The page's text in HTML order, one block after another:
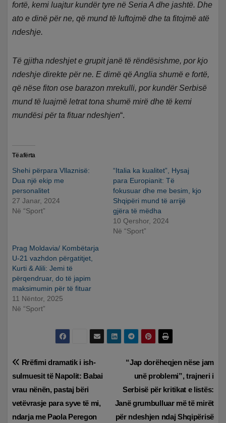
fortë, kemi luajtur kundër tyre në Seria A dhe jashtë. Dhe
ato e dinë për ne, që mund të luftojmë dhe ta fitojmë atë
ndeshje.
Të gjitha ndeshjet e grupit janë të rëndësishme, por kjo
ndeshje direkte për ne. E dimë që Anglia shumë e fortë,
që nëse fiton ose barazon mrekulli, por kundër Serbisë
mund të luajmë letrat tona shumë mirë dhe të kemi
mundësi për ta fituar ndeshjen“.
Të afërta
Shehi përpara Vllaznisë:
Dua një ekip me
personalitet
27 Janar, 2024
Në “Sport”
“Italia ka kualitet”, Hysaj
para Europianit: Të
fokusuar dhe me besim, kjo
Shqipëri mund të arrijë
gjëra të mëdha
10 Qershor, 2024
Në “Sport”
Prag Moldavia/ Kombëtarja
U-21 vazhdon përgatitjet,
Kurti & Alili: Jemi të
përqendruar, do të japim
maksimumin për të fituar
11 Nëntor, 2025
Në “Sport”
Lëvizje
te
postimet
“Jap dorëheqjen nëse jam
unë problemi”, trajneri i
Serbisë për kritikat e listës:
Janë grumbulluar më të mirët
për ndeshjen ndaj Shqipërisë
Rrëfimi dramatik i ish-
sulmuesit të Napolit: Babai
vrau nënën, pastaj bëri
vetëvrasje para syve të mi,
ndarja me Paola Peregon